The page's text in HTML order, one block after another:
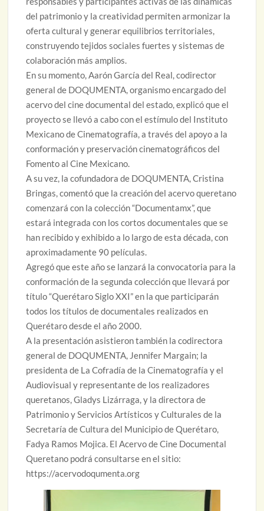
del patrimonio y la creatividad permiten armonizar la
oferta cultural y generar equilibrios territoriales,
construyendo tejidos sociales fuertes y sistemas de
colaboración más amplios.
En su momento, Aarón García del Real, codirector
general de DOQUMENTA, organismo encargado del
acervo del cine documental del estado, explicó que el
proyecto se llevó a cabo con el estímulo del Instituto
Mexicano de Cinematografía, a través del apoyo a la
conformación y preservación cinematográficos del
Fomento al Cine Mexicano.
A su vez, la cofundadora de DOQUMENTA, Cristina
Bringas, comentó que la creación del acervo queretano
comenzará con la colección “Documentamx”, que
estará integrada con los cortos documentales que se
han recibido y exhibido a lo largo de esta década, con
aproximadamente 90 películas.
Agregó que este año se lanzará la convocatoria para la
conformación de la segunda colección que llevará por
título “Querétaro Siglo XXI” en la que participarán
todos los títulos de documentales realizados en
Querétaro desde el año 2000.
A la presentación asistieron también la codirectora
general de DOQUMENTA, Jennifer Margain; la
presidenta de La Cofradía de la Cinematografía y el
Audiovisual y representante de los realizadores
queretanos, Gladys Lizárraga, y la directora de
Patrimonio y Servicios Artísticos y Culturales de la
Secretaría de Cultura del Municipio de Querétaro,
Fadya Ramos Mojica. El Acervo de Cine Documental
Queretano podrá consultarse en el sitio:
https://acervodoqumenta.org